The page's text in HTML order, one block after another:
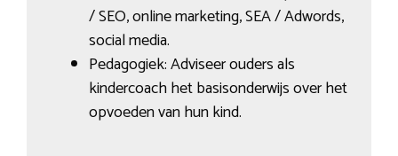
/ SEO, online marketing, SEA / Adwords,
social media.
Pedagogiek: Adviseer ouders als
kindercoach het basisonderwijs over het
opvoeden van hun kind.